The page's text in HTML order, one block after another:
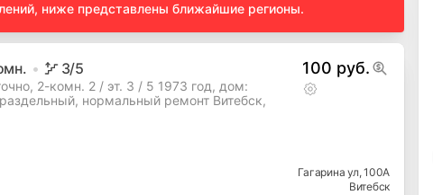
ниже представлены ближайшие регионы.
3/5
2-комн. 2 / эт. 3 / 5 1973 год, дом:
нормальный ремонт Витебск,
100 руб.
Гагарина ул, 100А
Витебск